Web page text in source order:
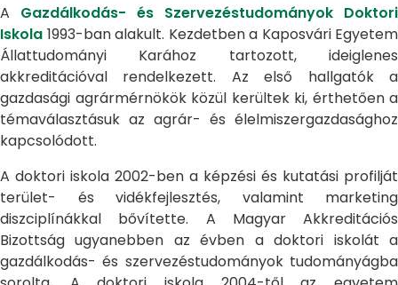
A Gazdálkodás- és Szervezéstudományok Doktori
Iskola 1993-ban alakult. Kezdetben a Kaposvári Egyetem
Állattudományi Karához tartozott, ideiglenes
akkreditációval rendelkezett. Az első hallgatók a
gazdasági agrármérnökök közül kerültek ki, érthetően a
témaválasztásuk az agrár- és élelmiszergazdasághoz
kapcsolódott.
A doktori iskola 2002-ben a képzési és kutatási profilját
terület- és vidékfejlesztés, valamint marketing
diszciplínákkal bővítette. A Magyar Akkreditációs
Bizottság ugyanebben az évben a doktori iskolát a
gazdálkodás- és szervezéstudományok tudományágba